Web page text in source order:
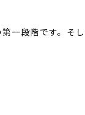
一段階です。そ